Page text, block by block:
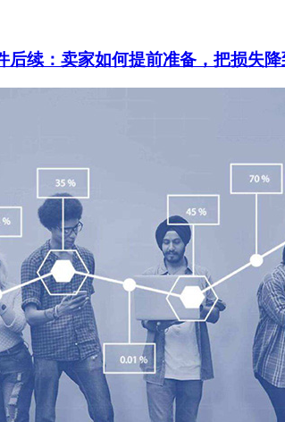
后续：卖家如何提前准备，把损失降